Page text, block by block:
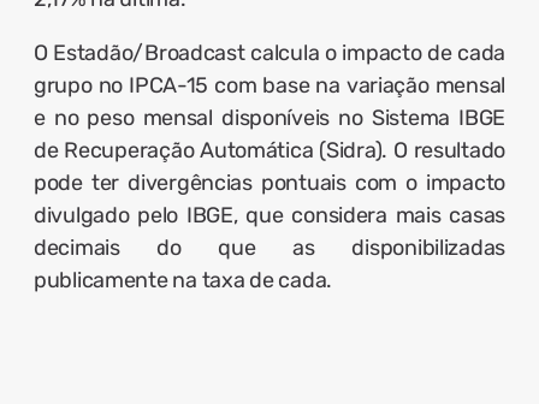
O Estadão/Broadcast calcula o impacto de cada
grupo no IPCA-15 com base na variação mensal
e no peso mensal disponíveis no Sistema IBGE
de Recuperação Automática (Sidra). O resultado
pode ter divergências pontuais com o impacto
divulgado pelo IBGE, que considera mais casas
decimais do que as disponibilizadas
publicamente na taxa de cada.